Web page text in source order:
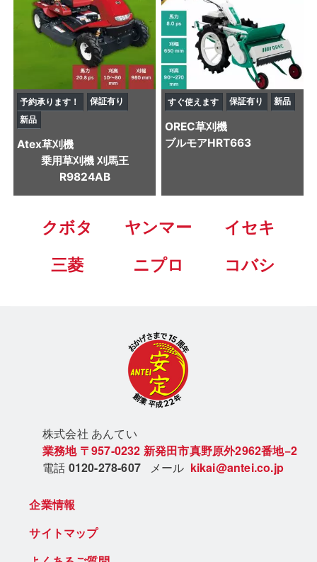
予約承ります！
保証有り
新品
Atex草刈機
乗用草刈機 刈馬王
R9824AB
すぐ使えます 保証有り 新品
OREC草刈機
ブルモアHRT663
クボタ ヤンマー
イセキ
三菱
ニプロ コバシ
株式会社 あんてい
業務地 〒957-0232 新発田市真野原外2962番地−2
電話 0120-278-607 メール kikai@antei.co.jp
企業情報
サイトマップ